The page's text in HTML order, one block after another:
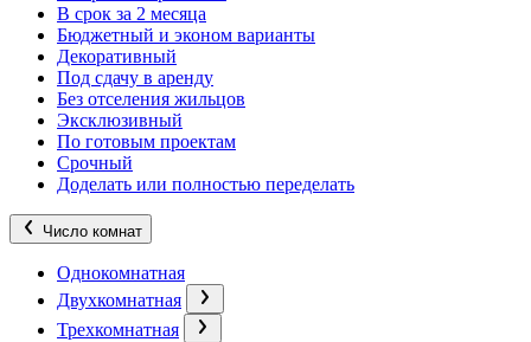
В срок за 2 месяца
Бюджетный и эконом варианты
Декоративный
Под сдачу в аренду
Без отселения жильцов
Эксклюзивный
По готовым проектам
Срочный
Доделать или полностью переделать
Число комнат
Однокомнатная
Двухкомнатная
Трехкомнатная